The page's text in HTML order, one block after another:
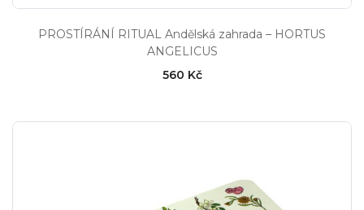
PROSTÍRÁNÍ RITUAL Andělská zahrada – HORTUS
ANGELICUS
560 Kč